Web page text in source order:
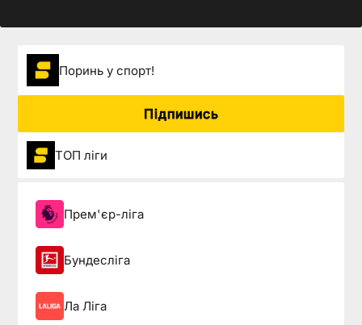
Поринь у спорт!
Підпишись
ТОП ліги
Прем'єр-ліга
Бундесліга
Ла Ліга